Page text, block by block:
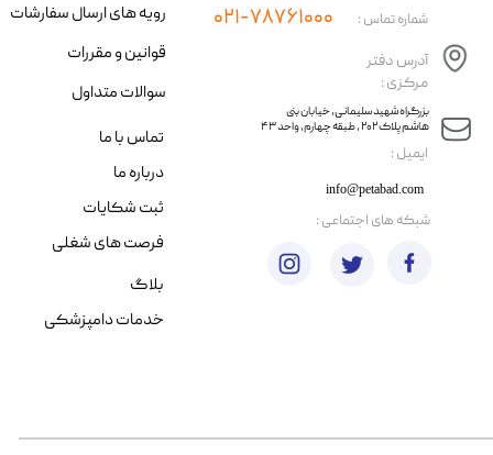
​ایمیل :
آدرس دفتر
مرکزی :
info@petabad.com
​​بزرگراه شهید سلیمانی، خیابان بنی
هاشم پلاک ۲۰۲ ، طبقه چهارم، واحد ۴۳
شماره تماس : ۰۲۱-۷۸۷۶۱۰۰۰
رویه های ارسال سفارشات
قوانین و مقررات
سوالات متداول
تماس با ما
درباره ما
ثبت شکایات
فرصت های شغلی
​شبکه های اجتماعی :
بلاگ
خدمات دامپزشکی